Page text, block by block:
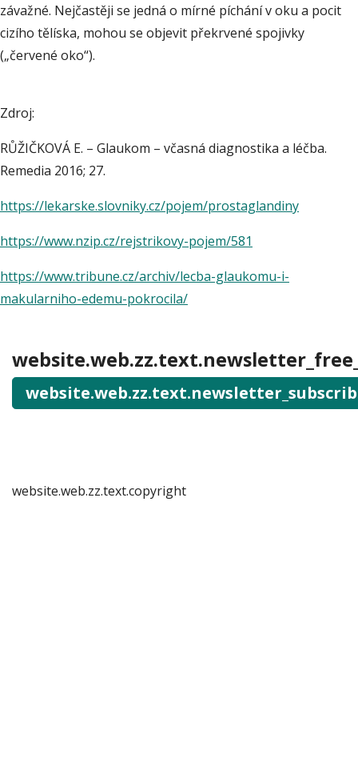
závažné. Nejčastěji se jedná o mírné píchání v oku a pocit
cizího tělíska, mohou se objevit překrvené spojivky
(„červené oko“).
Zdroj:
RŮŽIČKOVÁ E. – Glaukom – včasná diagnostika a léčba.
Remedia 2016; 27.
https://lekarske.slovniky.cz/pojem/prostaglandiny
https://www.nzip.cz/rejstrikovy-pojem/581
https://www.tribune.cz/archiv/lecba-glaukomu-i-
makularniho-edemu-pokrocila/
website.web.zz.text.copyright